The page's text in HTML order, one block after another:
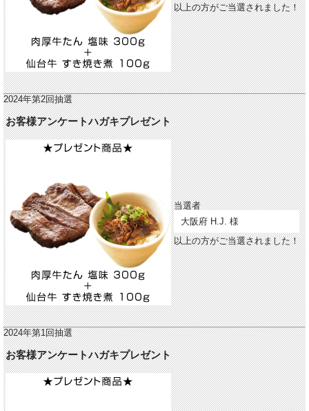
以上の方がご当選されました！
2024年第2回抽選
お客様アンケートハガキプレゼント
当選者
大阪府 H.J. 様
以上の方がご当選されました！
2024年第1回抽選
お客様アンケートハガキプレゼント